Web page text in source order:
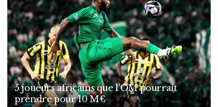
5 joueurs africains que l’OM pourrait
prendre pour 10 M€